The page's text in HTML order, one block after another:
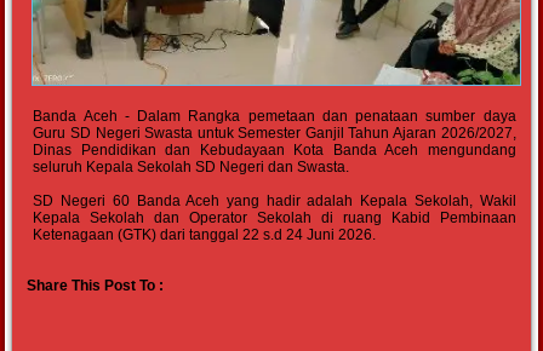
Banda Aceh - Dalam Rangka pemetaan dan penataan sumber daya
Guru SD Negeri Swasta untuk Semester Ganjil Tahun Ajaran 2026/2027,
Dinas Pendidikan dan Kebudayaan Kota Banda Aceh mengundang
seluruh Kepala Sekolah SD Negeri dan Swasta.
SD Negeri 60 Banda Aceh yang hadir adalah Kepala Sekolah, Wakil
Kepala Sekolah dan Operator Sekolah di ruang Kabid Pembinaan
Ketenagaan (GTK) dari tanggal 22 s.d 24 Juni 2026.
Share This Post To :